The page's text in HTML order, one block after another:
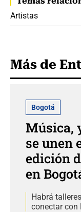
Artistas
Más de
Bogotá
Música,
se unen
edición
en
Habrá
conectar con